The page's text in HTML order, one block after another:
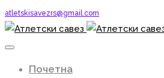
atletskisavezrs@gmail.com
Почетна